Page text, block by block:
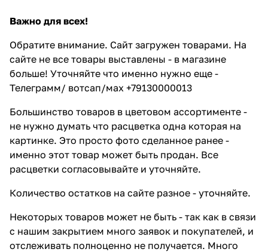
Важно для всех!
Обратите внимание. Сайт загружен товарами. На
сайте не все товары выставлены - в магазине
больше! Уточняйте что именно нужно еще -
Телеграмм/ вотсап/мах +79130000013
Большинство товаров в цветовом ассортименте -
не нужно думать что расцветка одна которая на
картинке. Это просто фото сделанное ранее -
именно этот товар может быть продан. Все
расцветки согласовывайте и уточняйте.
Количество остатков на сайте разное - уточняйте.
Некоторых товаров может не быть - так как в связи
с нашим закрытием много заявок и покупателей, и
отслеживать полноценно не получается. Много